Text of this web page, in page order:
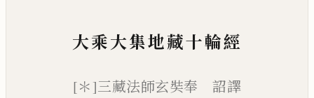
大乘大集地藏十輪經
[＊]三藏法師玄奘奉 詔譯